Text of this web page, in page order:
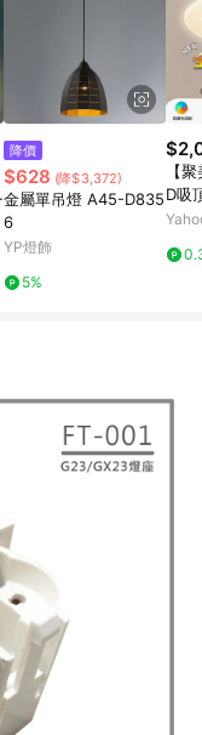
降價
$628 (降$3,372)
金屬單吊燈 A45-D835
6
YP燈飾
5%
【
D吸
三色